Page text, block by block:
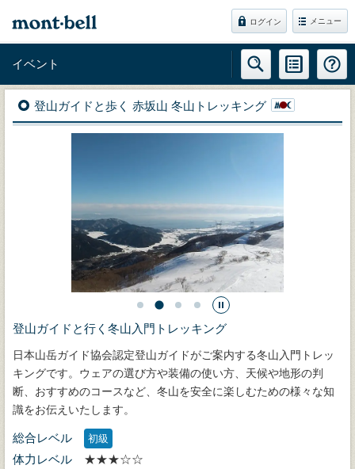
ログイン メニュー
イベント
登山ガイドと歩く 赤坂山 冬山トレッキング
登山ガイドと行く冬山入門トレッキング
日本山岳ガイド協会認定登山ガイドがご案内する冬山入門トレッ
キングです。ウェアの選び方や装備の使い方、天候や地形の判
断、おすすめのコースなど、冬山を安全に楽しむための様々な知
識をお伝えいたします。
総合レベル 初級
体力レベル
★★★☆☆